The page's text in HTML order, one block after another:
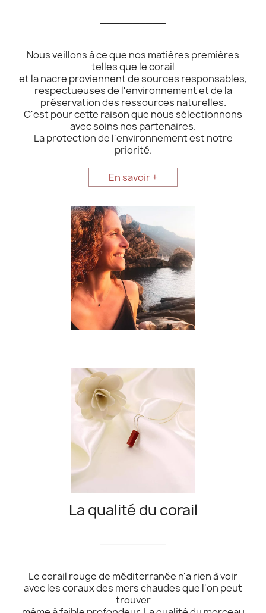
Nous veillons à ce que nos matières premières
telles que le corail
et la nacre proviennent de sources responsables,
respectueuses de l'environnement et de la
préservation des ressources naturelles.
C'est pour cette raison que nous sélectionnons
avec soins nos partenaires.
La protection de l'environnement est notre
priorité.
En savoir +
La qualité du corail
Le corail rouge de méditerranée n'a rien à voir
avec les coraux des mers chaudes que l'on peut
trouver